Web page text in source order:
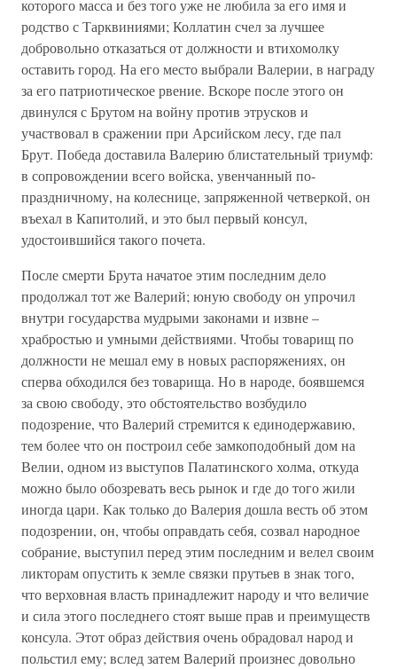
которого масса и без того уже не любила за его имя и
родство с Тарквиниями; Коллатин счел за лучшее
добровольно отказаться от должности и втихомолку
оставить город. На его место выбрали Валерии, в награду
за его патриотическое рвение. Вскоре после этого он
двинулся с Брутом на войну против этрусков и
участвовал в сражении при Арсийском лесу, где пал
Брут. Победа доставила Валерию блистательный триумф:
в сопровождении всего войска, увенчанный по-
праздничному, на колеснице, запряженной четверкой, он
въехал в Капитолий, и это был первый консул,
удостоившийся такого почета.
После смерти Брута начатое этим последним дело
продолжал тот же Валерий; юную свободу он упрочил
внутри государства мудрыми законами и извне –
храбростью и умными действиями. Чтобы товарищ по
должности не мешал ему в новых распоряжениях, он
сперва обходился без товарища. Но в народе, боявшемся
за свою свободу, это обстоятельство возбудило
подозрение, что Валерий стремится к единодержавию,
тем более что он построил себе замкоподобный дом на
Велии, одном из выступов Палатинского холма, откуда
можно было обозревать весь рынок и где до того жили
иногда цари. Как только до Валерия дошла весть об этом
подозрении, он, чтобы оправдать себя, созвал народное
собрание, выступил перед этим последним и велел своим
ликторам опустить к земле связки прутьев в знак того,
что верховная власть принадлежит народу и что величие
и сила этого последнего стоят выше прав и преимуществ
консула. Этот образ действия очень обрадовал народ и
польстил ему; вслед затем Валерий произнес довольно